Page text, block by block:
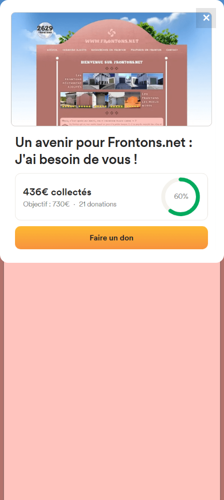
FRONTONS.NET
BUSCAR UN FRONTÓN
AÑADIR UN FRONTÓN
4784
frontones
48940 Leioa, Bizkaia Espagne
Kalea Aldapabarrena 26A España
Fotos Comentarios y reseñas
✕